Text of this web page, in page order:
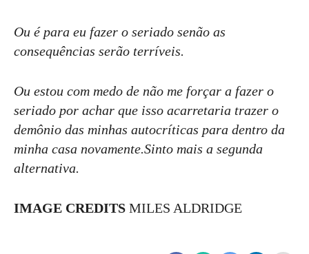
Ou é para eu fazer o seriado senão as
consequências serão terríveis.
Ou estou com medo de não me forçar a fazer o
seriado por achar que isso acarretaria trazer o
demônio das minhas autocríticas para dentro da
minha casa novamente.Sinto mais a segunda
alternativa.
IMAGE CREDITS MILES ALDRIDGE